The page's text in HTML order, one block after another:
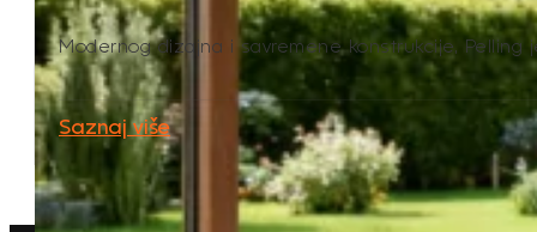
Modernog dizajna i savremene konstrukcije,
Saznaj više